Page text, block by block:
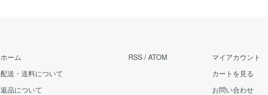
ホーム
配送・送料について
返品について
RSS / ATOM
マイアカウント
カートを見る
お問い合わせ